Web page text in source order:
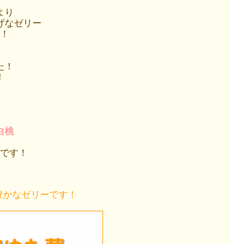
り
なゼリー
桃
す！
なゼリーです！